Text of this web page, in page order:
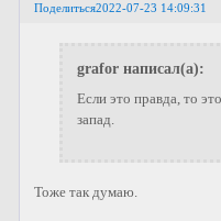
Поделиться2022-07-23 14:09:31
grafor написал(а):
Если это правда, то
запад.
Тоже так думаю.